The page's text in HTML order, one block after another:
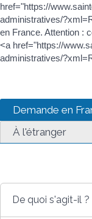
href="https://
administratives/
en France. Attention :
<a href="https://
administratives/
Demande en
À l'étranger
De quoi s'agit-il ?